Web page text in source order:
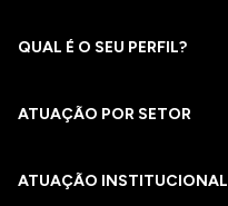
QUAL É O SEU PERFIL?
ATUAÇÃO POR SETOR
ATUAÇÃO INSTITUCIONAL